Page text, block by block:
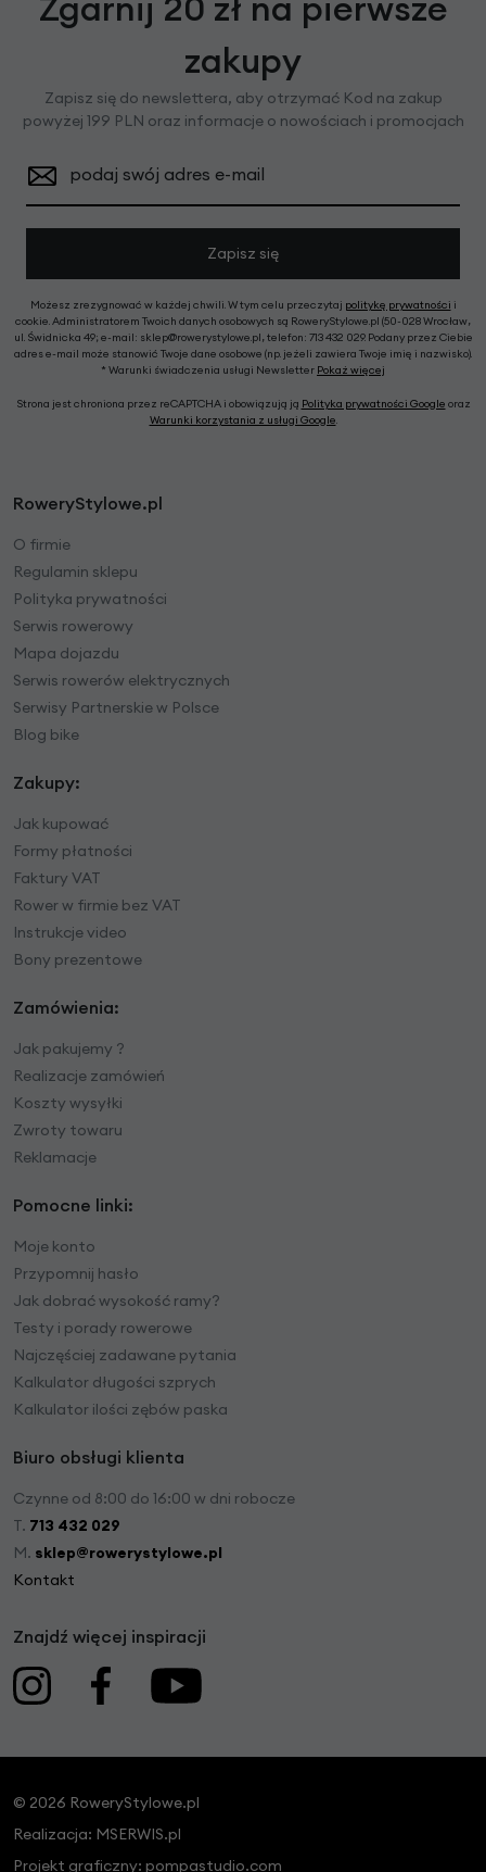
zakupy
Zapisz się do newslettera, aby otrzymać Kod na zakup
powyżej 199 PLN oraz informacje o nowościach i promocjach
podaj swój adres e-mail
Zapisz się
Możesz zrezygnować w każdej chwili. W tym celu przeczytaj politykę prywatności i
cookie. Administratorem Twoich danych osobowych są RoweryStylowe.pl (50-028 Wrocław,
ul. Świdnicka 49; e-mail: sklep@rowerystylowe.pl, telefon: 713 432 029. Podany przez Ciebie
adres e-mail może stanowić Twoje dane osobowe (np. jeżeli zawiera Twoje imię i nazwisko).
* Warunki świadczenia usługi Newsletter Pokaż więcej
Strona jest chroniona przez reCAPTCHA i obowiązują ją Polityka prywatności Google oraz
Warunki korzystania z usługi Google.
RoweryStylowe.pl
O firmie
Regulamin sklepu
Polityka prywatności
Serwis rowerowy
Mapa dojazdu
Serwis rowerów elektrycznych
Serwisy Partnerskie w Polsce
Blog bike
Zakupy:
Jak kupować
Formy płatności
Faktury VAT
Rower w firmie bez VAT
Instrukcje video
Bony prezentowe
Zamówienia:
Jak pakujemy ?
Realizacje zamówień
Koszty wysyłki
Zwroty towaru
Reklamacje
Pomocne linki:
Moje konto
Przypomnij hasło
Jak dobrać wysokość ramy?
Testy i porady rowerowe
Najczęściej zadawane pytania
Kalkulator długości szprych
Kalkulator ilości zębów paska
Biuro obsługi klienta
Czynne od 8:00 do 16:00 w dni robocze
T. 713 432 029
M. sklep@rowerystylowe.pl
Kontakt
Znajdź więcej inspiracji
© 2026 RoweryStylowe.pl
Realizacja: MSERWIS.pl
Projekt graficzny: pompastudio.com